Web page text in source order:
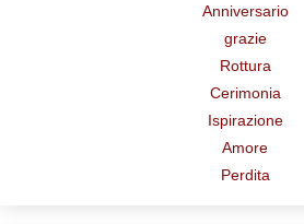
Anniversario
grazie
Rottura
Cerimonia
Ispirazione
Amore
Perdita